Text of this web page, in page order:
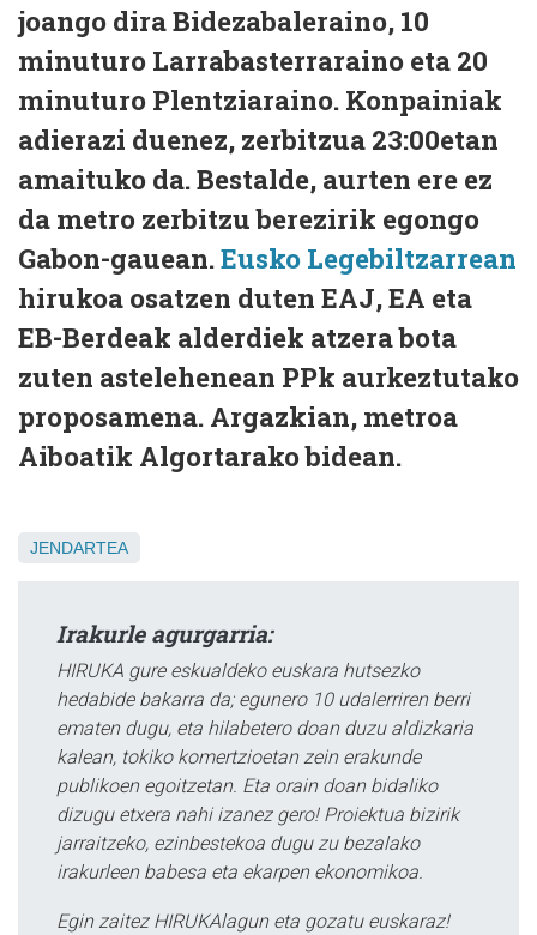
joango dira Bidezabaleraino, 10
minuturo Larrabasterraraino eta 20
minuturo Plentziaraino. Konpainiak
adierazi duenez, zerbitzua 23:00etan
amaituko da. Bestalde, aurten ere ez
da metro zerbitzu berezirik egongo
Gabon-gauean.Eusko Legebiltzarrean
hirukoa osatzen duten EAJ, EA eta
EB-Berdeak alderdiek atzera bota
zuten astelehenean PPk aurkeztutako
proposamena. Argazkian, metroa
Aiboatik Algortarako bidean.
JENDARTEA
Irakurle agurgarria:
HIRUKA gure eskualdeko euskara hutsezko
hedabide bakarra da; egunero 10 udalerriren berri
ematen dugu, eta hilabetero doan duzu aldizkaria
kalean, tokiko komertzioetan zein erakunde
publikoen egoitzetan. Eta orain doan bidaliko
dizugu etxera nahi izanez gero! Proiektua bizirik
jarraitzeko, ezinbestekoa dugu zu bezalako
irakurleen babesa eta ekarpen ekonomikoa.
Egin zaitez HIRUKAlagun eta gozatu euskaraz!